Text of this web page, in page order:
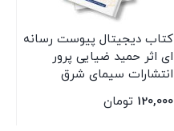
کتاب دیجیتال پیوست رسانه
ای اثر حمید ضیایی پرور
انتشارات سیمای شرق
120,000 تومان